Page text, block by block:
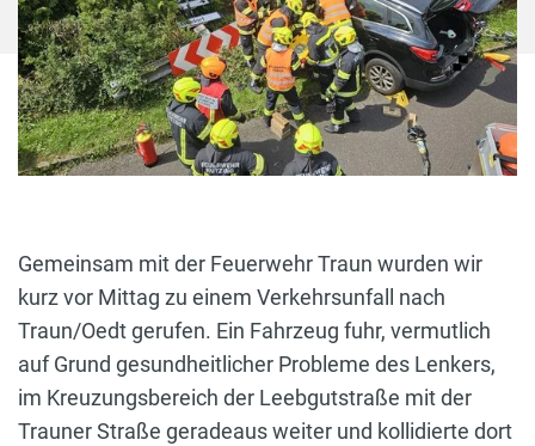
Gemeinsam mit der Feuerwehr Traun wurden wir
kurz vor Mittag zu einem Verkehrsunfall nach
Traun/Oedt gerufen. Ein Fahrzeug fuhr, vermutlich
auf Grund gesundheitlicher Probleme des Lenkers,
im Kreuzungsbereich der Leebgutstraße mit der
Trauner Straße geradeaus weiter und kollidierte dort